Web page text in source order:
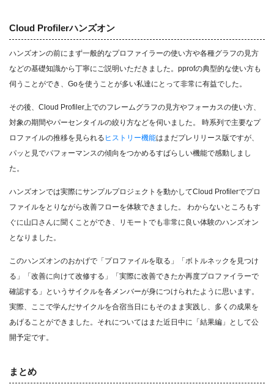
Cloud Profilerハンズオン
ハンズオンの前にまず一般的なプロファイラーの使い方や各種グラフの見方
などの基礎知識から丁寧にご説明いただきました。pprofの典型的な使い方も
伺うことができ、Goを使うことが多い私達にとって非常に有益でした。
その後、Cloud Profiler上でのフレームグラフの見方やフォーカスの使い方、
対象の期間やパーセンタイルの絞り方などを伺いました。 時系列で主要なプ
ロファイルの推移を見られる ヒストリー機能はまだプレリリース版ですが、
パッと見でパフォーマンスの傾向をつかめるすばらしい機能で感動しまし
た。
ハンズオンでは実際にサンプルプロジェクトを動かしてCloud Profilerでプロ
ファイルをとりながら改善フローを体験できました。 わからないところもす
ぐに山口さんに聞くことができ、リモートでも非常に良い体験のハンズオン
となりました。
このハンズオンのおかげで「プロファイルを取る」「ボトルネックを見つけ
る」「改善に向けて改修する」「実際に改善できたか再度プロファイラーで
確認する」というサイクルを各メンバーが身につけられたように思います。
実際、ここで学んだサイクルを合宿当日にもそのまま実践し、多くの成果を
あげることができました。それについてはまた近日中に「結果編」として公
開予定です。
まとめ